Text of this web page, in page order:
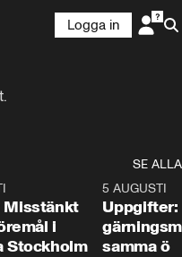
Logga in
SE ALLA
0:35
Misstänkt
i
Stockholm
5 AUGUSTI
Uppgifter:
samma ö